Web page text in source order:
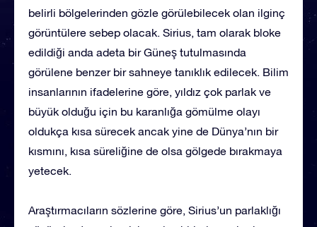
belirli bölgelerinden gözle görülebilecek olan ilginç
görüntülere sebep olacak. Sirius, tam olarak bloke
edildiği anda adeta bir Güneş tutulmasında
görülene benzer bir sahneye tanıklık edilecek. Bilim
insanlarının ifadelerine göre, yıldız çok parlak ve
büyük olduğu için bu karanlığa gömülme olayı
oldukça kısa sürecek ancak yine de Dünya’nın bir
kısmını, kısa süreliğine de olsa gölgede bırakmaya
yetecek.
Araştırmacıların sözlerine göre, Sirius’un parlaklığı